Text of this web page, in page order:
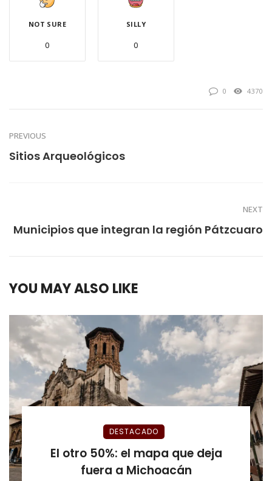
NOT SURE
0
SILLY
0
0 4370
PREVIOUS
Sitios Arqueológicos
NEXT
Municipios que integran la región Pátzcuaro
YOU MAY ALSO LIKE
DESTACADO
El otro 50%: el mapa que deja
fuera a Michoacán